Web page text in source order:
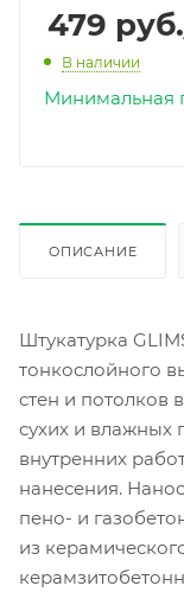
479 руб.
В наличии
Минимальная
ОПИСАНИЕ
Штукатурка
тонкослойного
стен и потолков
сухих и
внутренних
нанесения.
пено- и
из